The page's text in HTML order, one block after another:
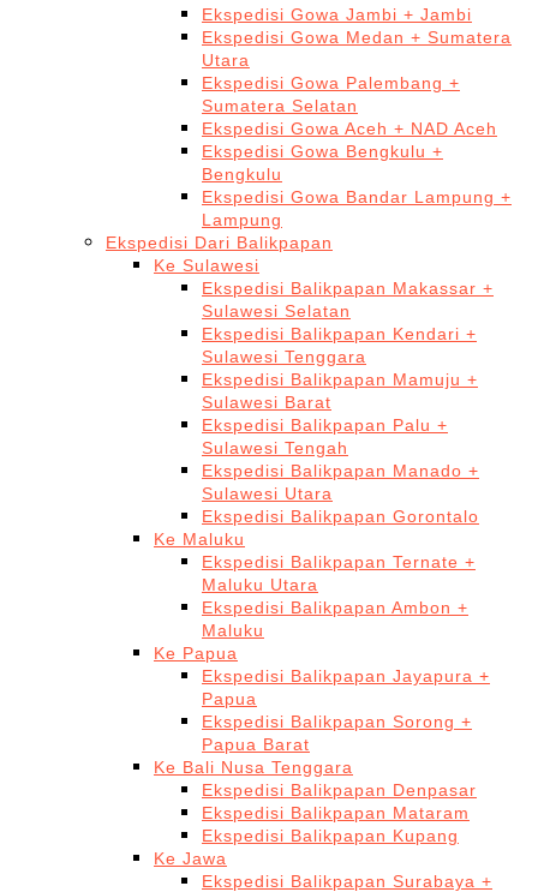
Ekspedisi Gowa Jambi + Jambi
Ekspedisi Gowa Medan + Sumatera
Utara
Ekspedisi Gowa Palembang +
Sumatera Selatan
Ekspedisi Gowa Aceh + NAD Aceh
Ekspedisi Gowa Bengkulu +
Bengkulu
Ekspedisi Gowa Bandar Lampung +
Lampung
Ekspedisi Dari Balikpapan
Ke Sulawesi
Ekspedisi Balikpapan Makassar +
Sulawesi Selatan
Ekspedisi Balikpapan Kendari +
Sulawesi Tenggara
Ekspedisi Balikpapan Mamuju +
Sulawesi Barat
Ekspedisi Balikpapan Palu +
Sulawesi Tengah
Ekspedisi Balikpapan Manado +
Sulawesi Utara
Ekspedisi Balikpapan Gorontalo
Ke Maluku
Ekspedisi Balikpapan Ternate +
Maluku Utara
Ekspedisi Balikpapan Ambon +
Maluku
Ke Papua
Ekspedisi Balikpapan Jayapura +
Papua
Ekspedisi Balikpapan Sorong +
Papua Barat
Ke Bali Nusa Tenggara
Ekspedisi Balikpapan Denpasar
Ekspedisi Balikpapan Mataram
Ekspedisi Balikpapan Kupang
Ke Jawa
Ekspedisi Balikpapan Surabaya +